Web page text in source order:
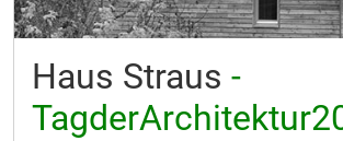
Haus Straus -